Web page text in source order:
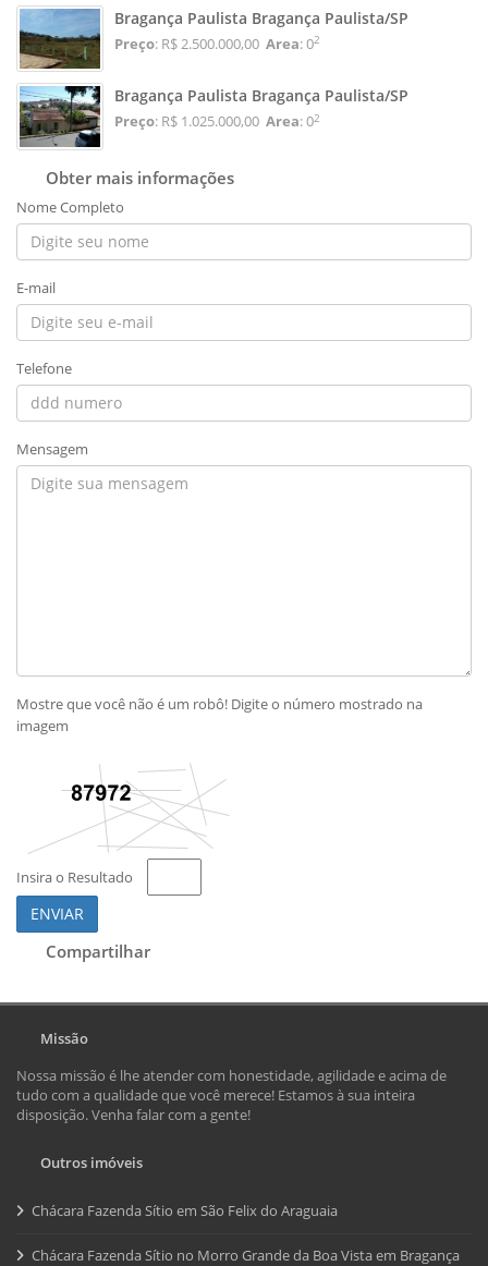
Bragança Paulista Bragança Paulista/SP
Preço: R$ 2.500.000,00 Area: 02
Bragança Paulista Bragança Paulista/SP
Preço: R$ 1.025.000,00 Area: 02
Obter mais informações
Nome Completo
E-mail
Telefone
Mensagem
Mostre que você não é um robô! Digite o número mostrado na
imagem
Insira o Resultado
ENVIAR
Compartilhar
Missão
Nossa missão é lhe atender com honestidade, agilidade e acima de
tudo com a qualidade que você merece! Estamos à sua inteira
disposição. Venha falar com a gente!
Outros imóveis
Chácara Fazenda Sítio em São Felix do Araguaia
Chácara Fazenda Sítio no Morro Grande da Boa Vista em Bragança